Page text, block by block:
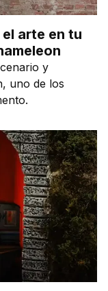
arte en tu
y
uno de los